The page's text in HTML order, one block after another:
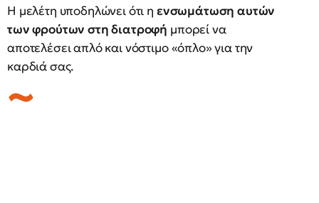
Η μελέτη υποδηλώνει ότι η ενσωμάτωση αυτών
των φρούτων στη διατροφή μπορεί να
αποτελέσει απλό και νόστιμο «όπλο» για την
καρδιά σας.